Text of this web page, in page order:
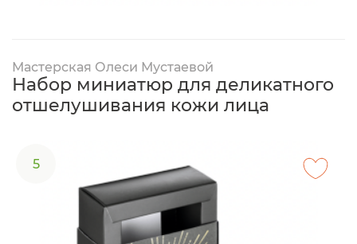
Мастерская Олеси Мустаевой
Набор миниатюр для деликатного
отшелушивания кожи лица
5